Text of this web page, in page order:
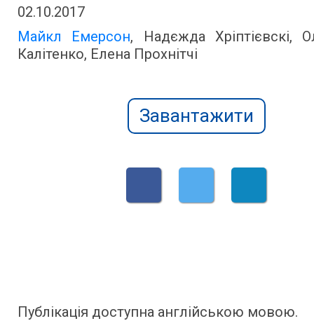
02.10.2017
Майкл Емерсон, Надєжда Хріптієвскі,
Калітенко, Елена Прохнітчі
Завантажити
Публікація доступна англійською мовою.